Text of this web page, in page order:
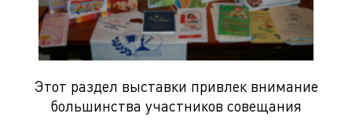
Этот раздел выставки привлек внимание
большинства участников совещания